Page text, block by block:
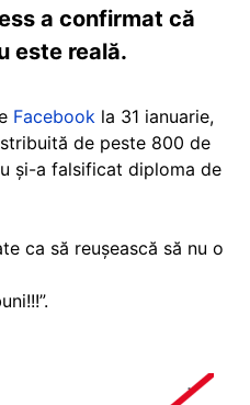
a confirmat că
este reală.
Facebook la 31 ianuarie,
de peste 800 de
și-a falsificat diploma de
ca să reușească să nu o